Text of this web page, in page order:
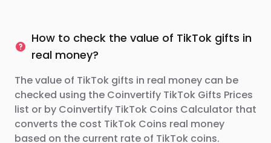
How to check the value of TikTok gifts in
real money?
The value of TikTok gifts in real money can be
checked using the Coinvertify TikTok Gifts Prices
list or by Coinvertify TikTok Coins Calculator that
converts the cost TikTok Coins real money
based on the current rate of TikTok coins.